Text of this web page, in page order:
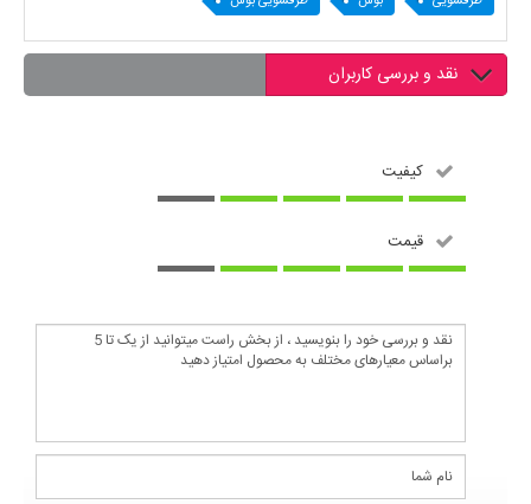
نقد و بررسی کاربران
کیفیت
قیمت